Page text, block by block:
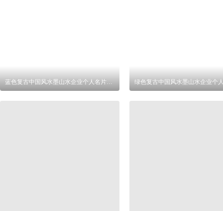
蓝色复古中国风水墨山水企业个人名片设计